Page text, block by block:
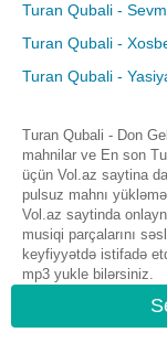
Turan Qubali -
Turan Qubali -
Turan Qubali -
Turan Qubali - Don
mahnilar ve En son
üçün Vol.az saytina
pulsuz mahnı
Vol.az saytinda
musiqi parçalarını
keyfiyyətdə istifadə
mp3 yukle bilərsiniz.